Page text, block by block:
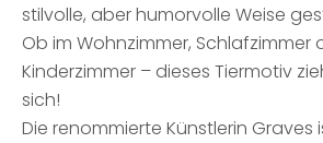
stilvolle, aber humorvolle Weise
Ob im Wohnzimmer, Schlafzimmer
Kinderzimmer – dieses Tiermotiv
sich!
Die renommierte Künstlerin Graves